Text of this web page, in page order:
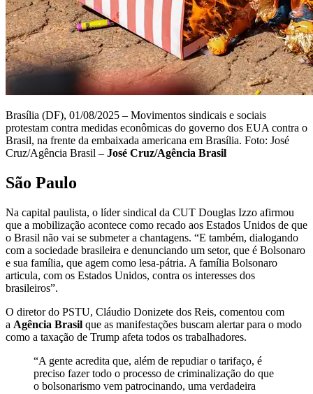
Brasília (DF), 01/08/2025 – Movimentos sindicais e sociais
protestam contra medidas econômicas do governo dos EUA contra o
Brasil, na frente da embaixada americana em Brasília. Foto: José
Cruz/Agência Brasil – José Cruz/Agência Brasil
São Paulo
Na capital paulista, o líder sindical da CUT Douglas Izzo afirmou
que a mobilização acontece como recado aos Estados Unidos de que
o Brasil não vai se submeter a chantagens. “E também, dialogando
com a sociedade brasileira e denunciando um setor, que é Bolsonaro
e sua família, que agem como lesa-pátria. A família Bolsonaro
articula, com os Estados Unidos, contra os interesses dos
brasileiros”.
O diretor do PSTU, Cláudio Donizete dos Reis, comentou com
a Agência Brasil que as manifestações buscam alertar para o modo
como a taxação de Trump afeta todos os trabalhadores.
“A gente acredita que, além de repudiar o tarifaço, é
preciso fazer todo o processo de criminalização do que
o bolsonarismo vem patrocinando, uma verdadeira